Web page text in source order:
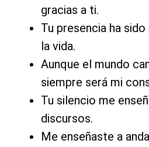
gracias a ti.
Tu presencia ha
la vida.
Aunque el mundo
siempre será mi
Tu silencio me
discursos.
Me enseñaste a